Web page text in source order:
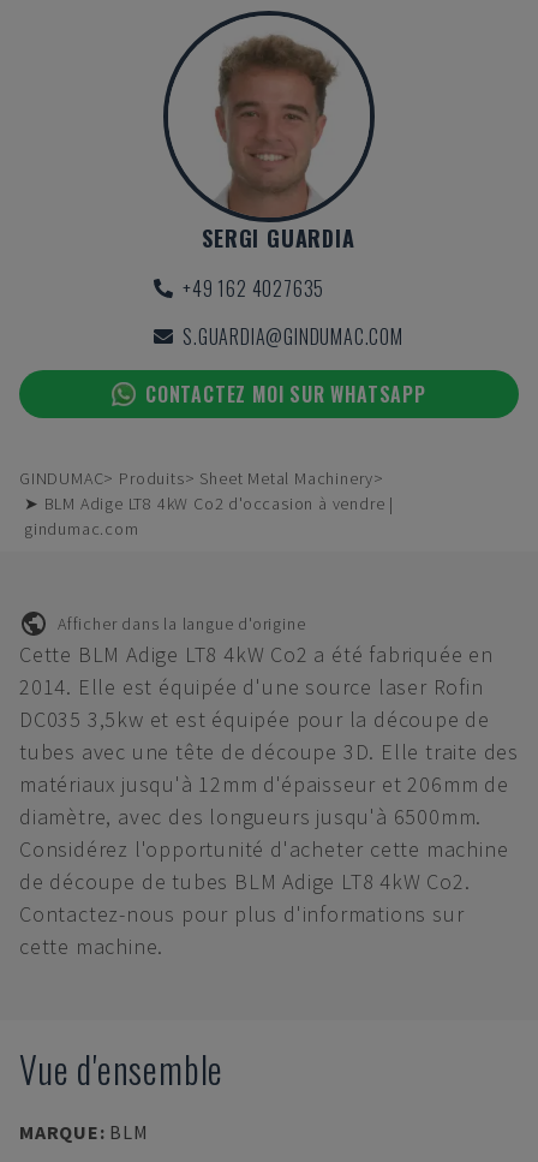
SERGI GUARDIA
+49 162 4027635
S.GUARDIA@GINDUMAC.COM
CONTACTEZ MOI SUR WHATSAPP
GINDUMAC Produits
Sheet Metal Machinery
➤ BLM Adige LT8 4kW Co2 d'occasion à vendre |
gindumac.com
Afficher dans la langue d'origine
Cette BLM Adige LT8 4kW Co2 a été fabriquée en
2014. Elle est équipée d'une source laser Rofin
DC035 3,5kw et est équipée pour la découpe de
tubes avec une tête de découpe 3D. Elle traite des
matériaux jusqu'à 12mm d'épaisseur et 206mm de
diamètre, avec des longueurs jusqu'à 6500mm.
Considérez l'opportunité d'acheter cette machine
de découpe de tubes BLM Adige LT8 4kW Co2.
Contactez-nous pour plus d'informations sur
cette machine.
Vue d'ensemble
MARQUE: BLM